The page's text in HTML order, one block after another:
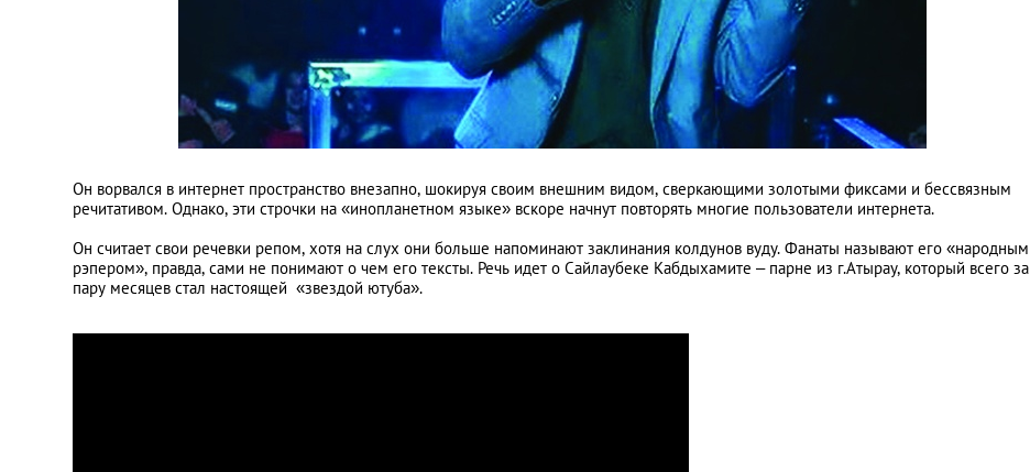
Он ворвался в интернет пространство внезапно, шокируя своим внешним видом, сверкающими золотыми фиксами и бессвязным
речитативом. Однако, эти строчки на «инопланетном языке» вскоре начнут повторять многие пользователи интернета.
Он считает свои речевки репом, хотя на слух они больше напоминают заклинания колдунов вуду. Фанаты называют его «народным
рэпером», правда, сами не понимают о чем его тексты. Речь идет о Сайлаубеке Кабдыхамите – парне из г.Атырау, который всего за
пару месяцев стал настоящей «звездой ютуба».
В законе: особенности
законодательства